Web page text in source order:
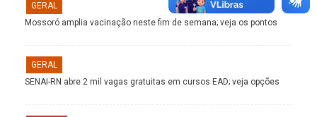
GERAL
Mossoró amplia vacinação neste fim de semana; veja os pontos
GERAL
SENAI-RN abre 2 mil vagas gratuitas em cursos EAD; veja opções